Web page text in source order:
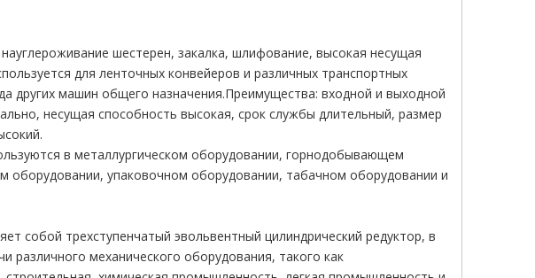
шестерен, закалка, шлифование, высокая несущая
для ленточных конвейеров и различных транспортных
других машин общего назначения.Преимущества: входной и выходной
несущая способность высокая, срок службы длительный, размер
в металлургическом оборудовании, горнодобывающем
оборудовании, упаковочном оборудовании, табачном оборудовании и
собой трехступенчатый эвольвентный цилиндрический редуктор, в
механического оборудования, такого как